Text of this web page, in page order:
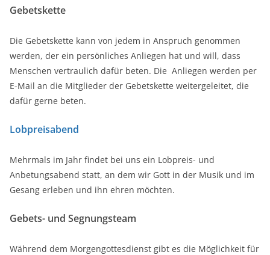
Gebetskette
Die Gebetskette kann von jedem in Anspruch genommen
werden, der ein persönliches Anliegen hat und will, dass
Menschen vertraulich dafür beten. Die Anliegen werden per
E-Mail an die Mitglieder der Gebetskette weitergeleitet, die
dafür gerne beten.
Lobpreisabend
Mehrmals im Jahr findet bei uns ein Lobpreis- und
Anbetungsabend statt, an dem wir Gott in der Musik und im
Gesang erleben und ihn ehren möchten.
Gebets- und Segnungsteam
Während dem Morgengottesdienst gibt es die Möglichkeit für